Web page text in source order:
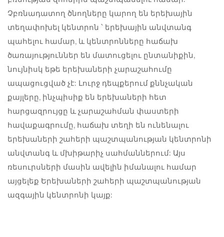
Չբռնադատող ծնողները կարող են երեխային
տեղափոխել կենտրոն ՝ երեխային անվտանգ
պահելու համար, և կենտրոնները հաճախ
ծառայություններ են մատուցելու ընտանիքին,
նույնիսկ եթե երեխաների չարաշահումը
ապացուցված չէ: Լուրջ դեպքերում քննչական
քայլերը, ինչպիսիք են երեխաների հետ
հարցազրույցը և չարաշահման փաստերի
հավաքագրումը, հաճախ տեղի են ունենալու
երեխաների շահերի պաշտպանության կենտրոնի
անվտանգ և մխիթարիչ սահմաններում: Այս
ռեսուրսների մասին ավելին իմանալու համար
այցելեք Երեխաների շահերի պաշտպանության
ազգային կենտրոնի կայք: